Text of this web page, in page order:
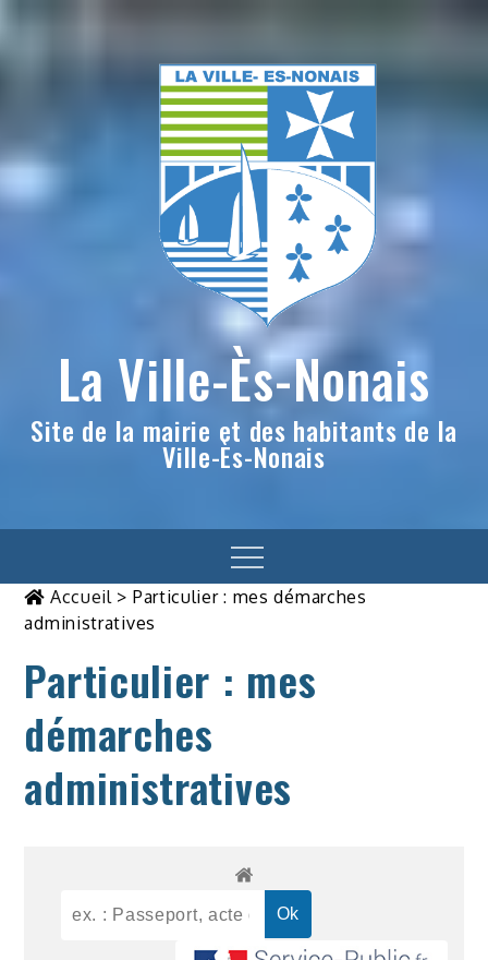
La Ville-Ès-Nonais
Site de la mairie et des habitants de la
Ville-Ès-Nonais
Menu
Accueil> Particulier : mes démarches
administratives
Particulier : mes
démarches
administratives